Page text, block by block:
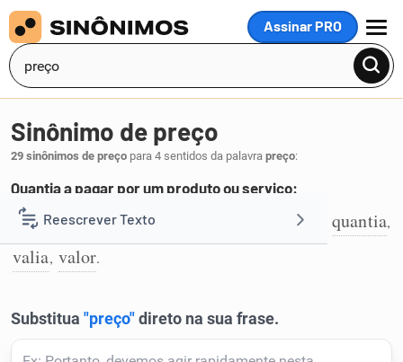
Assinar PRO
MENU
Reescrever Texto
Resumir Texto
Corrigir Texto
Sinônimo de preço
29 sinônimos de preço para 4 sentidos da palavra preço:
Quantia a pagar por um produto ou serviço:
1 custo,importância montante quantia,
valia, valor.